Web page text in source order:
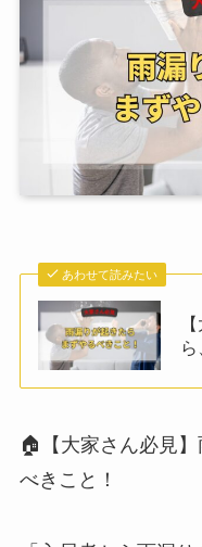
あわせて読みたい
🏠【大家さん必見
べきこと！